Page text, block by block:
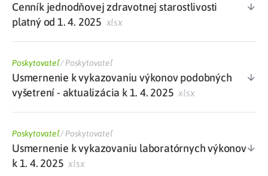
Cenník jednodňovej zdravotnej starostlivosti
platný od 1. 4. 2025 xlsx
Poskytovateľ/Poskytovateľ
Usmernenie k vykazovaniu výkonov podobných
vyšetrení - aktualizácia k 1. 4. 2025 xlsx
Poskytovateľ/Poskytovateľ
Usmernenie k vykazovaniu laboratórnych výkonov
k 1. 4. 2025 xlsx